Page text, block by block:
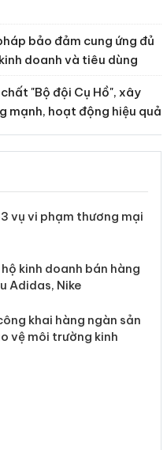
bảo đảm cung ứng đủ
doanh và tiêu dùng
"Bộ đội Cụ Hồ", xây
mạnh, hoạt động hiệu quả
vụ vi phạm thương
7
lý 6 hộ kinh doanh bán
hiệu Adidas, Nike